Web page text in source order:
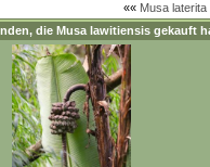
«« Musa laterita
die Musa lawitiensis gekauft